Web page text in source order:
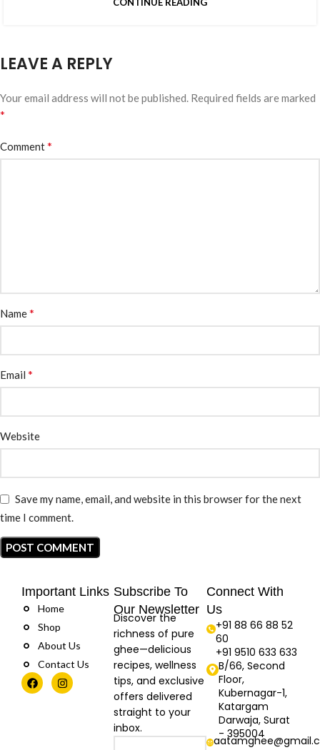
LEAVE A REPLY
Your email address will not be published. Required fields are marked
*
Comment*
Name*
Email *
Website
Save my name, email, and website in this browser for the next
time I comment.
Important Links
Home
Shop
About Us
Contact Us
Subscribe To
Our Newsletter
Discover the
richness of pure
ghee—delicious
recipes, wellness
tips, and exclusive
offers delivered
straight to your
inbox.
Connect With
Us
+91 88 66 88 52
60
+91 9510 633 633
B/66, Second
Floor,
Kubernagar-1,
Katargam
Darwaja, Surat
- 395004